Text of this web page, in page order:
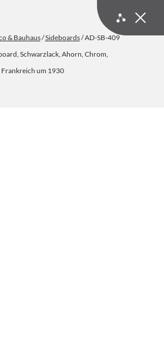
& Bauhaus/Sideboards/ AD-SB-409
Schwarzlack, Ahorn, Chrom,
Frankreich um 1930